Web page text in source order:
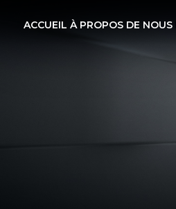
ACCUEIL À PROPOS DE NOUS